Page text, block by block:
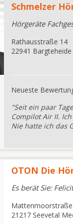
Schmelzer
Hörgeräte
Rathausstraße 14
22941 Bargteheide
Neueste
"Seit ein paar
Compilot Air II.
Nie hatte ich das
OTON Die
Es berät Sie:
21217 Seevetal